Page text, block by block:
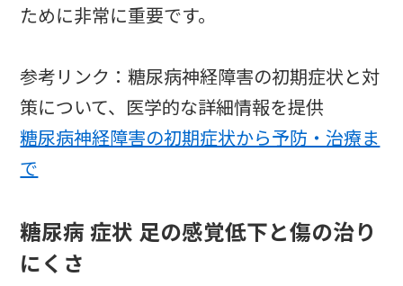
ために非常に重要です。
参考リンク：糖尿病神経障害の初期症状と対
策について、医学的な詳細情報を提供
糖尿病神経障害の初期症状から予防・治療ま
で
糖尿病 症状 足の感覚低下と傷の治り
にくさ